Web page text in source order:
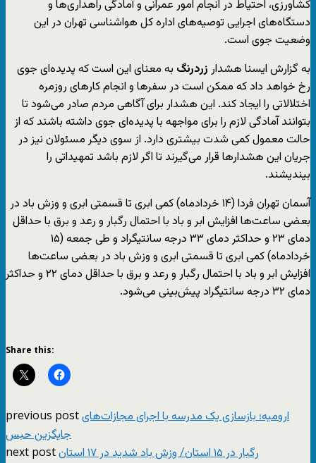
کشاورزی، احتیاط در انجام امور عمرانی و آمادگی راهداری‌ها و
دستگاه‌های اجرایی توصیه‌های اداره کل هواشناسی تهران در این
وضعیت جوی است.
به گزارش ایسنا هشدار زردرنگ به معنای این است که پدیده‌ای جوی
رخ خواهد داد که ممکن است در سفرها و انجام کارهای روزمره
اختلالاتی را ایجاد کند. این هشدار برای آگاهی مردم صادر می‌شود تا
بتوانند آمادگی لازم را برای مواجهه با پدیده‌ای جوی داشته باشند که از
حالت معمول کمی شدت بیشتری دارد. از سوی دیگر مسئولان نیز در
جریان این هشدارها قرار می‌گیرند تا اگر لازم باشد تمهیداتی را
بیندیشند.
آسمان تهران فردا (۱۴ خردادماه) کمی ابری تا قسمتی ابری و وزش باد در
بعضی ساعت‌ها افزایش ابر و باد با احتمال رگبار و رعد و برق با حداقل
دمای ۲۳ و حداکثر دمای ۳۳ درجه سانتیگراد و طی ‌جمعه (۱۵
خردادماه) کمی ابری تا قسمتی ابری و وزش باد در بعضی ساعت‌ها
افزایش ابر و باد با احتمال رگبار و رعد و برق با حداقل دمای ۲۲ و حداکثر
دمای ۳۲ درجه سانتیگراد پیش‌بینی می‌شود.
Share this:
previous postارومیه؛ بازسازی یک مدرسه با اجرای مجازات‌های
جایگزین حبس
next post رگبار در ۱۵ استان/ وزش باد شدید در ۱۷ استان